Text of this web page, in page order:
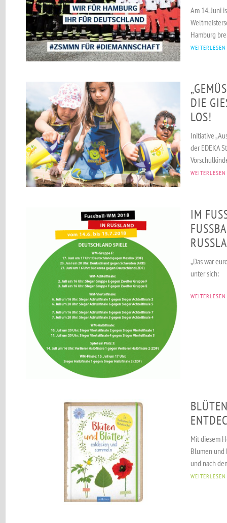
Am 14. Juni
Hamburg
WEITERLESEN
DIE
OS!
Initiative
der EDEKA
WEITERLESEN
IM
SSLAND
„Das war
unter sich:
WEITERLESEN
Mit diesem
Blumen und
und nach
WEITERLESEN